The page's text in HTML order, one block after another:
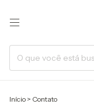
Início > Contato